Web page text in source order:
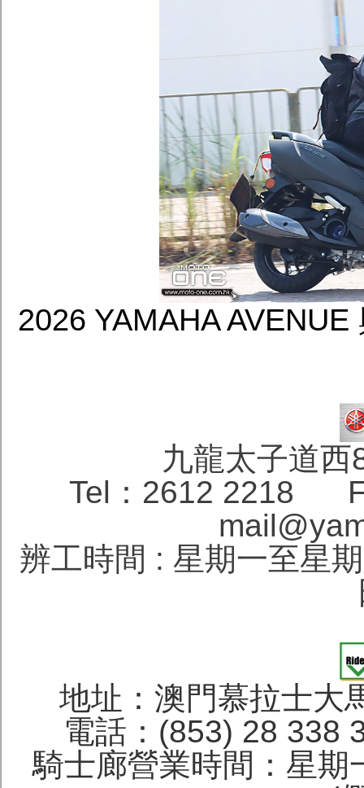
2026 YAMAHA
九龍太子道
Tel：2612 2218
辨工時間 : 星期一至星
地址：澳門慕拉士大
電話：(853) 28 338
騎士廊營業時間：星期